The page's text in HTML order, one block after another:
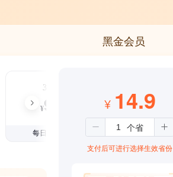
黑金会员
3个月
¥99
每日仅1.08元
¥ 14.9
支付后可进行选择生效省份